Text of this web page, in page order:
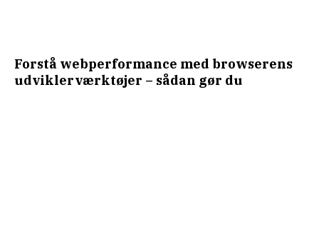
Forstå webperformance med browserens
udviklerværktøjer – sådan gør du